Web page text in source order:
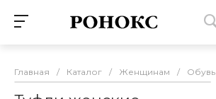
Главная / Каталог / Женщинам / Обувь